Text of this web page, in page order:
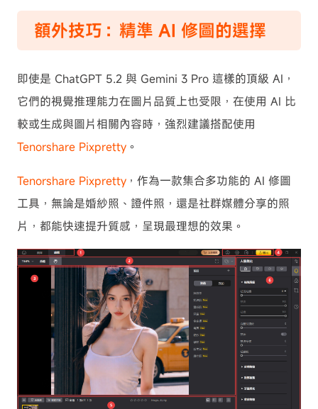
額外技巧：精準 AI 修圖的選擇
即使是 ChatGPT 5.2 與 Gemini 3 Pro 這樣的頂級 AI，
它們的視覺推理能力在圖片品質上也受限，在使用 AI 比
較或生成與圖片相關內容時，強烈建議搭配使用
Tenorshare Pixpretty 。
Tenorshare Pixpretty，作為一款集合多功能的 AI 修圖
工具，無論是婚紗照、證件照，還是社群媒體分享的照
片，都能快速提升質感，呈現最理想的效果。